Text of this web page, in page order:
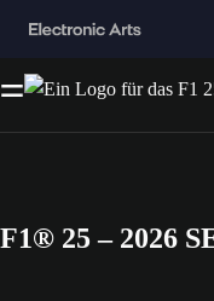
F1® 25 – 2026